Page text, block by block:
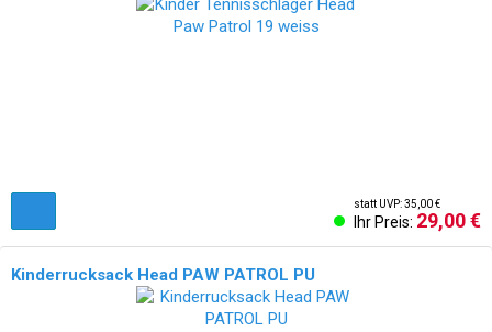
statt UVP: 35,00 €
Ihr Preis: 29,00 €
Kinderrucksack Head PAW PATROL PU